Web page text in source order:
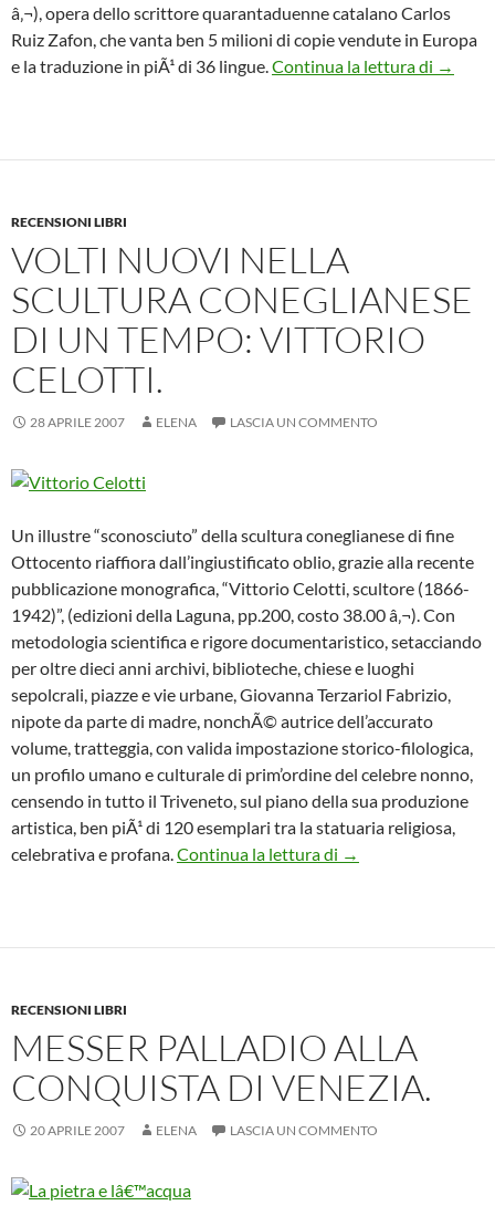
â‚¬), opera dello scrittore quarantaduenne catalano Carlos
Ruiz Zafon, che vanta ben 5 milioni di copie vendute in Europa
e la traduzione in piÃ¹ di 36 lingue.Continua la lettura di Chi si
→
RECENSIONI LIBRI
VOLTI NUOVI NELLA
SCULTURA CONEGLIANESE
DI UN TEMPO: VITTORIO
CELOTTI.
28 APRILE 2007 ELENA LASCIA UN COMMENTO
Un illustre “sconosciuto” della scultura coneglianese di fine
Ottocento riaffiora dall’ingiustificato oblio, grazie alla recente
pubblicazione monografica, “Vittorio Celotti, scultore (1866-
1942)”, (edizioni della Laguna, pp.200, costo 38.00 â‚¬). Con
metodologia scientifica e rigore documentaristico, setacciando
per oltre dieci anni archivi, biblioteche, chiese e luoghi
sepolcrali, piazze e vie urbane, Giovanna Terzariol Fabrizio,
nipote da parte di madre, nonchÃ© autrice dell’accurato
volume, tratteggia, con valida impostazione storico-filologica,
un profilo umano e culturale di prim’ordine del celebre nonno,
censendo in tutto il Triveneto, sul piano della sua produzione
artistica, ben piÃ¹ di 120 esemplari tra la statuaria religiosa,
celebrativa e profana.Continua la lettura di Volti nuovi nella
→
RECENSIONI LIBRI
MESSER PALLADIO ALLA
CONQUISTA DI VENEZIA.
20 APRILE 2007 ELENA LASCIA UN COMMENTO